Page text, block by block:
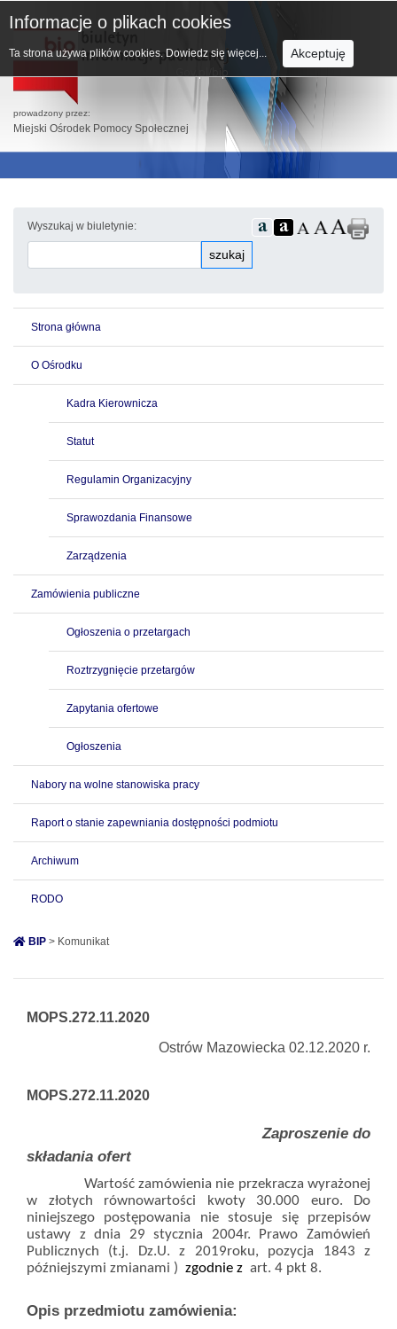
prowadzony przez:
Miejski Ośrodek Pomocy Społecznej
Wyszukaj w biuletynie:
szukaj
Strona główna
O Ośrodku
Kadra Kierownicza
Statut
Regulamin Organizacyjny
Sprawozdania Finansowe
Zarządzenia
Zamówienia publiczne
Ogłoszenia o przetargach
Roztrzygnięcie przetargów
Zapytania ofertowe
Ogłoszenia
Nabory na wolne stanowiska pracy
Raport o stanie zapewniania dostępności podmiotu
Archiwum
RODO
BIP > Komunikat
MOPS.272.11.2020
Ostrów Mazowiecka 02.12.2020 r.
MOPS.272.11.2020
Zaproszenie do
składania ofert
Wartość zamówienia nie przekracza wyrażonej
w złotych równowartości kwoty 30.000 euro. Do
niniejszego postępowania nie stosuje się przepisów
ustawy z dnia 29 stycznia 2004r. Prawo Zamówień
Publicznych (t.j. Dz.U. z 2019roku, pozycja 1843 z
późniejszymi zmianami ) zgodnie z art. 4 pkt 8.
Opis przedmiotu zamówienia:
Informacje o plikach cookies
Ta strona używa plików cookies. Dowiedz się więcej... Akceptuję